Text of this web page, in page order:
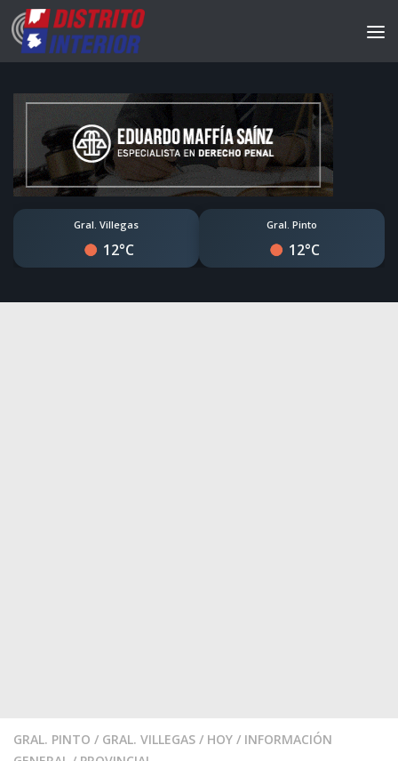
Gral. Villegas
12°C
Gral. Pinto
12°C
GRAL. PINTO / GRAL. VILLEGAS / HOY / INFORMACIÓN